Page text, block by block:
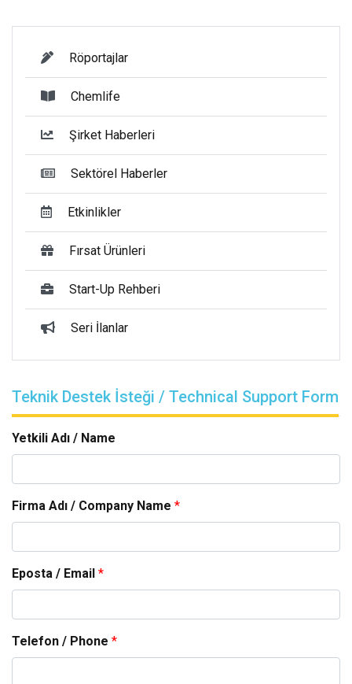
Röportajlar
Chemlife
Şirket Haberleri
Sektörel Haberler
Etkinlikler
Fırsat Ürünleri
Start-Up Rehberi
Seri İlanlar
Teknik Destek İsteği / Technical Support Form
Yetkili Adı / Name
Firma Adı / Company Name *
Eposta / Email *
Telefon / Phone *